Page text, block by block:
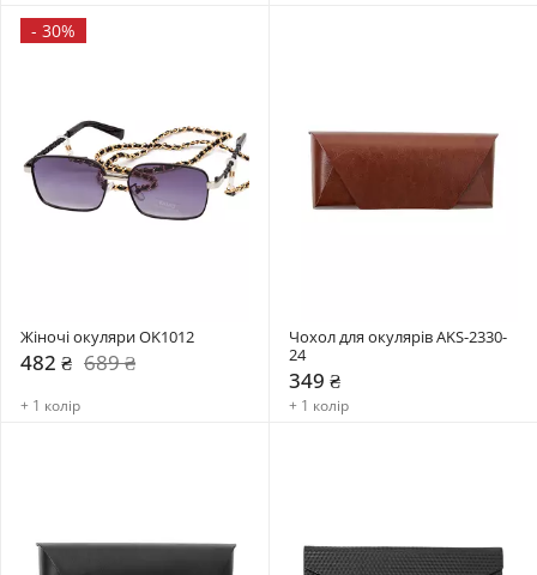
- 30%
Жіночі окуляри OK1012
482 ₴ 689 ₴
+ 1 колір
Чохол для окулярів AKS-2330-
24
349 ₴
+ 1 колір